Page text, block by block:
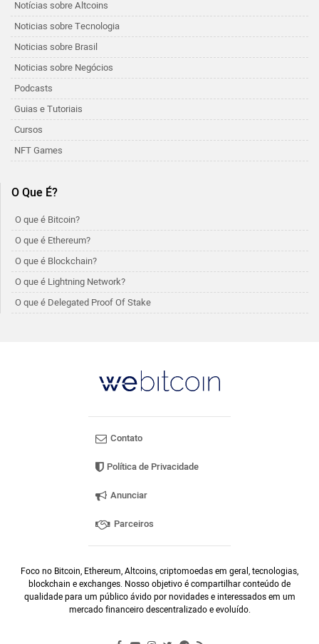
Notícias sobre Altcoins
Noticias sobre Tecnologia
Noticias sobre Brasil
Noticias sobre Negócios
Podcasts
Guias e Tutoriais
Cursos
NFT Games
O Que É?
O que é Bitcoin?
O que é Ethereum?
O que é Blockchain?
O que é Lightning Network?
O que é Delegated Proof Of Stake
Contato
Política de Privacidade
Anunciar
Parceiros
Foco no Bitcoin, Ethereum, Altcoins, criptomoedas em geral, tecnologias,
blockchain e exchanges. Nosso objetivo é compartilhar conteúdo de
qualidade para um público ávido por novidades e interessados em um
mercado financeiro descentralizado e evoluído.